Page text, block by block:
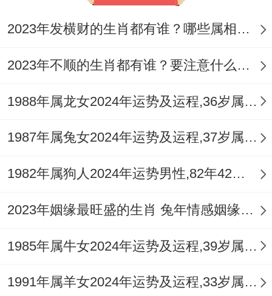
农历十月（己亥月），水临旺地，比肩助
身，财运与身心状态皆得改善，是收回款
助，将一年的动荡逐步平息，转为安泰。
1962年属虎者终身婚配命理探微
日主为壬水，如江河湖海，天性聪慧，胸怀
广阔，然寅木食神坐年支，内心亦有孤高任
与合，在配偶选择上最宜寻日主为木、火，
或八字中水、木旺盛之人。
2023年发横财的生肖都有谁？哪些属相财运旺盛？
2023年不顺的生肖都有谁？要注意什么呢？
1988年属龙女2024年运势及运程,36岁属龙人2024全年每月运势女性如何
1987年属兔女2024年运势及运程,37岁属兔人2024全年每月运势女性如何
1982年属狗人2024年运势男性,82年42岁属狗男2024年每月运程怎么样
2023年姻缘最旺盛的生肖 兔年情感姻缘运比较旺的属相
1985年属牛女2024年运势及运程,39岁属牛人2024全年每月运势女性如何
1991年属羊女2024年运势及运程,33岁属羊人2024全年每月运势女性如何